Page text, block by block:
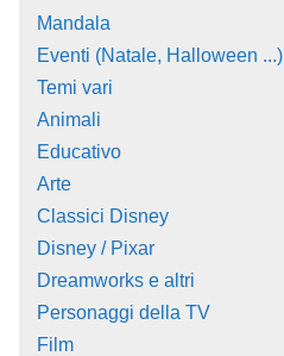
Mandala
Eventi (Natale, Halloween ...)
Temi vari
Animali
Educativo
Arte
Classici Disney
Disney / Pixar
Dreamworks e altri
Personaggi della TV
Film